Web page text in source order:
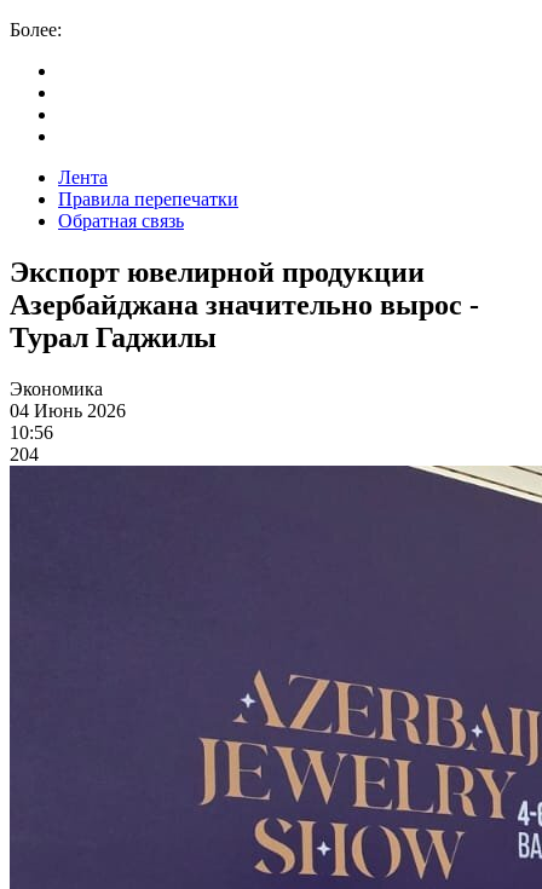
Более:
Лента
Правила перепечатки
Обратная связь
Экспорт ювелирной продукции
Азербайджана значительно вырос -
Турал Гаджилы
Экономика
04 Июнь 2026
10:56
204